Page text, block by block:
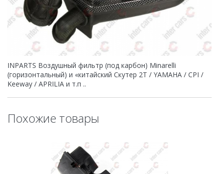
INPARTS Воздушный фильтр (под карбон) Minarelli
(горизонтальный) и «китайский Скутер 2T / YAMAHA / CPI /
Keeway / APRILIA и т.п ..
Похожие товары